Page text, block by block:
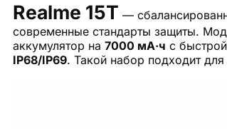
Realme 15T —
современные стандарты защиты.
аккумулятор на 7000 мА·ч с
IP68/IP69. Такой набор подходит